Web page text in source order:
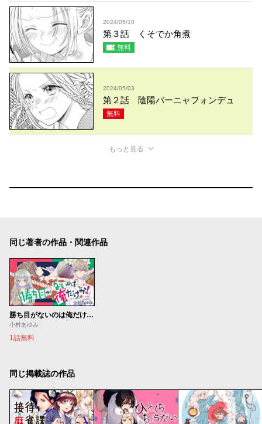
2024/05/10
第３話 くそでか角煮
無料
2024/05/03
第２話 陰陽バーニャフォンデュ
無料
もっと見る
同じ著者の作品・関連作品
勝ち目がないのは俺だけか！
小村あゆみ
1話無料
同じ掲載誌の作品